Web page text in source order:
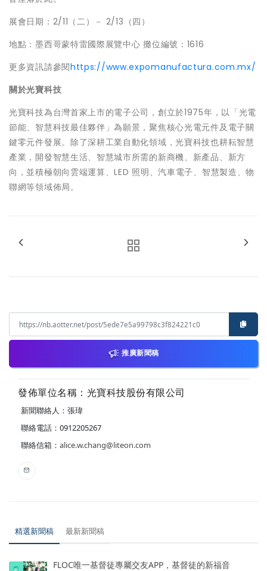
展會日期：2/11（二）－ 2/13（四）
地點：墨西哥蒙特雷國際展覽中心 攤位編號：1616
更多資訊請參閱https://www.expomanufactura.com.mx/
關於光寶科技
光寶科技為台灣首家上市的電子公司，創立於1975年，以「光電
節能、智慧科技最佳夥伴」為願景，聚焦核心光電元件及電子關
鍵零元件發展。除了深耕工業自動化領域，光寶科技也耕耘智慧
產業，開發智慧生活、智慧城市所需的新商機、新產品、新方
向，並積極朝向雲端運算、LED 照明、汽車電子、智慧製造、物
聯網等領域佈局。
推廣新聞稿
發佈單位名稱：光寶科技股份有限公司
新聞聯絡人：張瑋
聯絡電話：0912205267
聯絡信箱： alice.w.chang@liteon.com
精選新聞稿 最新新聞稿
FLOC唯一基督徒專屬交友APP，基督徒的新福音